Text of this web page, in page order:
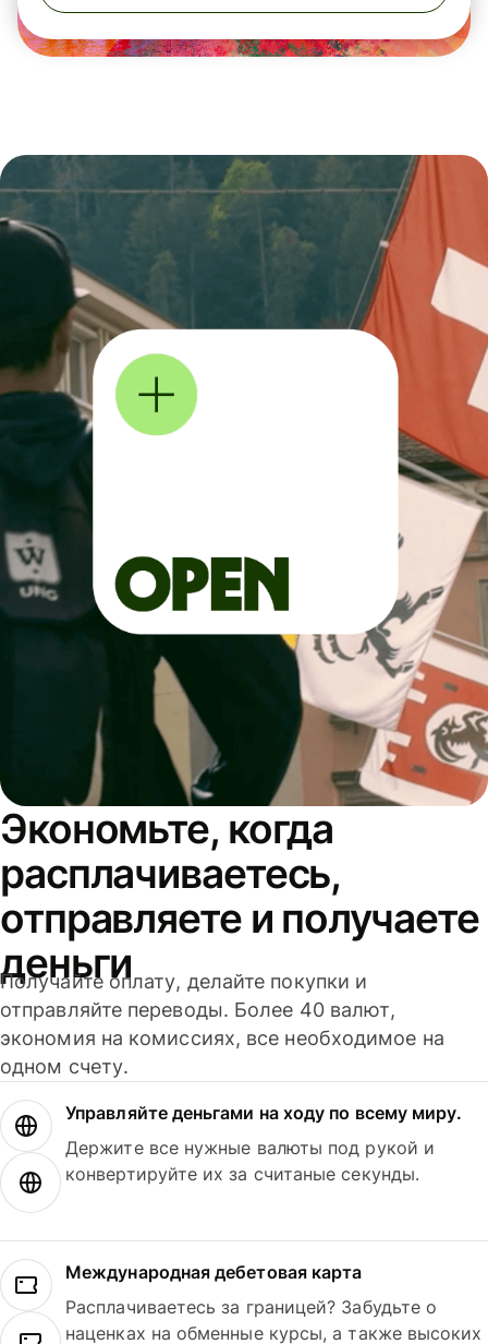
Экономьте, когда
расплачиваетесь,
отправляете и получаете
деньги
Получайте оплату, делайте покупки и
отправляйте переводы. Более 40 валют,
экономия на комиссиях, все необходимое на
одном счету.
Управляйте деньгами на ходу по всему миру.
Держите все нужные валюты под рукой и
конвертируйте их за считаные секунды.
Международная дебетовая карта
Расплачиваетесь за границей? Забудьте о
наценках на обменные курсы, а также высоких